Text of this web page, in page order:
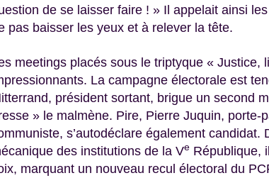
de se laisser faire ! » Il appelait ainsi
pas baisser les yeux et à relever la tête.
meetings placés sous le triptyque « Justice,
La campagne électorale est
président sortant, brigue un second
» le malmène. Pire, Pierre Juquin, porte-
s’autodéclare également candidat.
des institutions de la Ve République,
marquant un nouveau recul électoral du